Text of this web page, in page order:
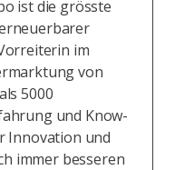
ist die grösste
im
von
5000
und Know-
Innovation und
immer besseren